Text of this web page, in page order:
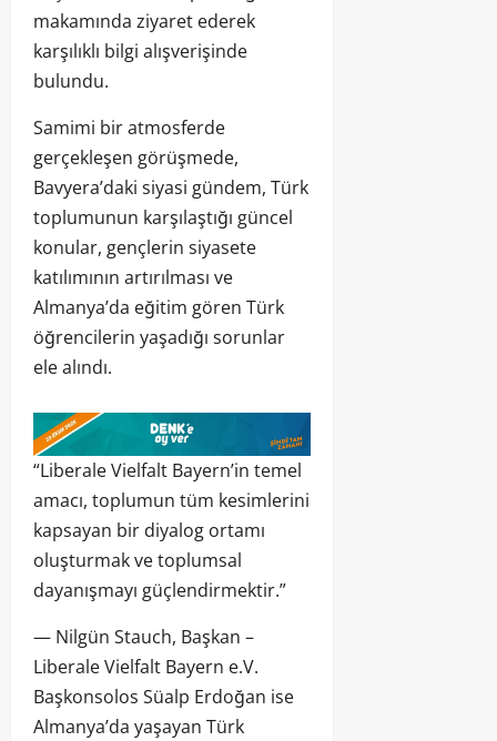
makamında ziyaret ederek
karşılıklı bilgi alışverişinde
bulundu.
Samimi bir atmosferde
gerçekleşen görüşmede,
Bavyera’daki siyasi gündem, Türk
toplumunun karşılaştığı güncel
konular, gençlerin siyasete
katılımının artırılması ve
Almanya’da eğitim gören Türk
öğrencilerin yaşadığı sorunlar
ele alındı.
“Liberale Vielfalt Bayern’in temel
amacı, toplumun tüm kesimlerini
kapsayan bir diyalog ortamı
oluşturmak ve toplumsal
dayanışmayı güçlendirmektir.”
— Nilgün Stauch, Başkan –
Liberale Vielfalt Bayern e.V.
Başkonsolos Süalp Erdoğan ise
Almanya’da yaşayan Türk